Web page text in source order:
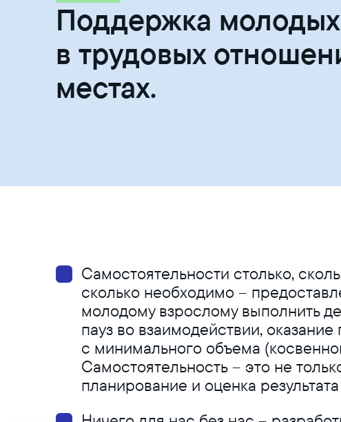
Поддержка
в трудовых
местах.
Самостоятельности столько,
сколько необходимо –
молодому взрослому выполнить
пауз во взаимодействии,
с минимального объема
Самостоятельность – это не
планирование и оценка результата